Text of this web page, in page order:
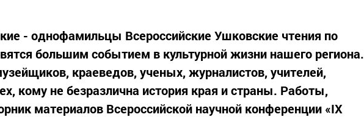
- однофамильцы Всероссийские Ушковские чтения по
большим событием в культурной жизни нашего региона.
краеведов, ученых, журналистов, учителей,
кому не безразлична история края и страны. Работы,
материалов Всероссийской научной конференции «IX